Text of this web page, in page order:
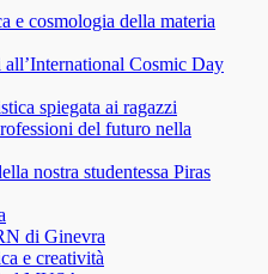
e cosmologia della materia
all’International Cosmic Day
spiegata ai ragazzi
del futuro nella
nostra studentessa Piras
di Ginevra
e creatività